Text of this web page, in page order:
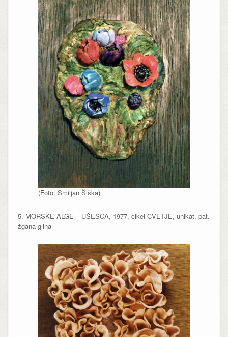
(Foto: Smiljan Šiška)
5. MORSKE ALGE – UŠESCA, 1977, cikel CVETJE, unikat, pat.
žgana glina